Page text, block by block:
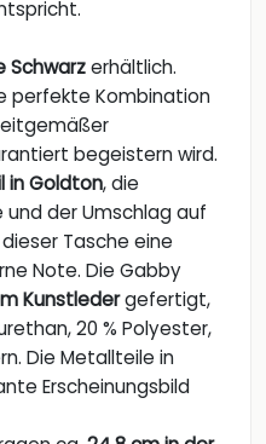
Schwarzerhältlich.
perfekte Kombination
begeistern wird.
in Goldton, die
der Umschlag auf
Tasche eine
Note. Die Gabby
Kunstledergefertigt,
20 % Polyester,
Die Metallteile in
Erscheinungsbild